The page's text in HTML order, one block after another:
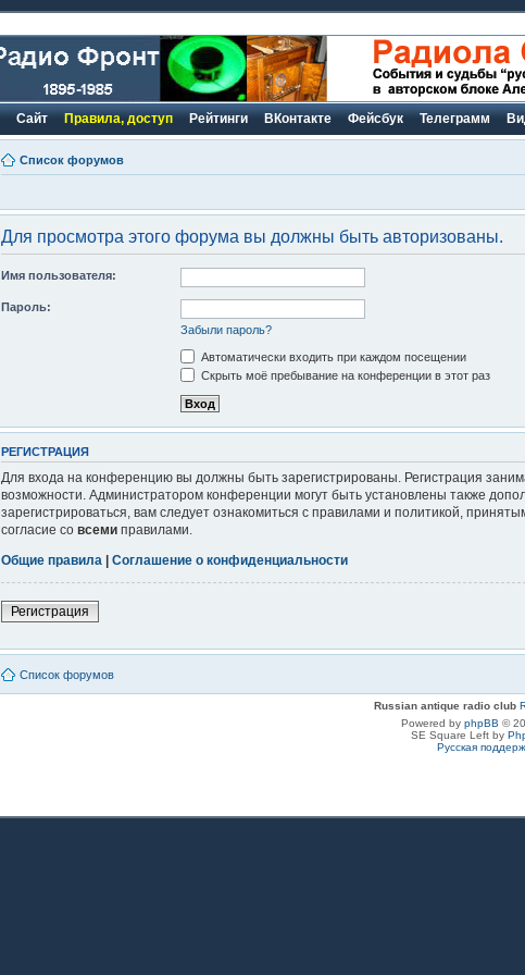
Сайт Правила, доступ Рейтинги ВКонтакте Фейсбук Телеграмм
Список форумов
Для просмотра этого форума вы должны быть авторизованы.
Имя пользователя:
Пароль:
Забыли пароль?
Автоматически входить при каждом посещении
Скрыть моё пребывание на конференции в этот раз
РЕГИСТРАЦИЯ
Для входа на конференцию вы должны быть зарегистрированы. Регистрация
возможности. Администратором конференции могут быть установлены также
зарегистрироваться, вам следует ознакомиться с правилами и политикой,
согласие со всеми правилами.
Общие правила | Соглашение о конфиденциальности
Регистрация
Список форумов
Russian antique radio club
Powered by phpBB ©
SE Square Left by
Русская